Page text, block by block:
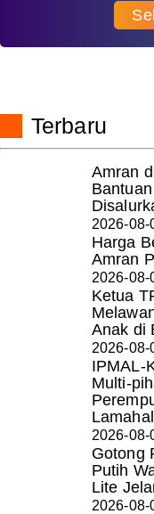
Terbaru
Amran
2026-08-
Harga
Amran
2026-08-
Ketua
Anak di
2026-08-
IPMAL-
Multi-
2026-08-
Gotong
Putih
Lite
2026-08-